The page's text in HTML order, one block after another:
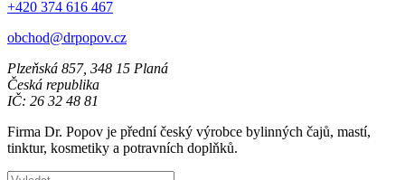
+420 374 616 467
obchod@drpopov.cz
Plzeňská 857, 348 15 Planá
Česká republika
IČ: 26 32 48 81
Firma Dr. Popov je přední český výrobce bylinných čajů, mastí,
tinktur, kosmetiky a potravních doplňků.